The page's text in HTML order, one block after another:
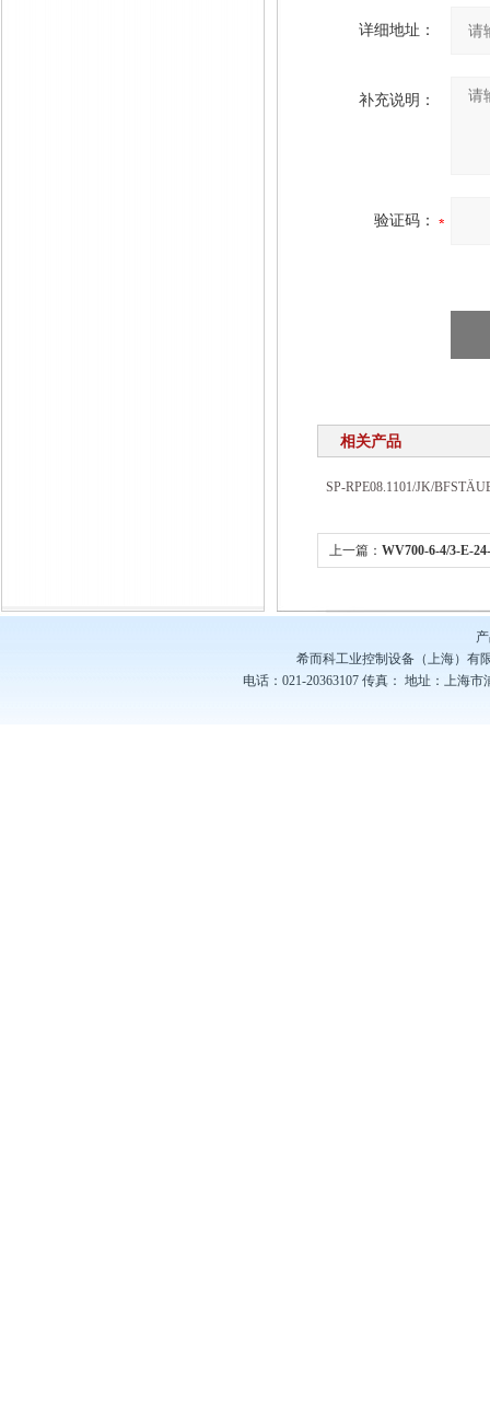
详细地址：
补充说明：
验证码：
相关产品
SP-RPE08.1101/JK/
上一篇：WV700-6-4/3-E-
希而科工业控制设备（上海）有
电话：021-20363107 传真： 地址：上海市